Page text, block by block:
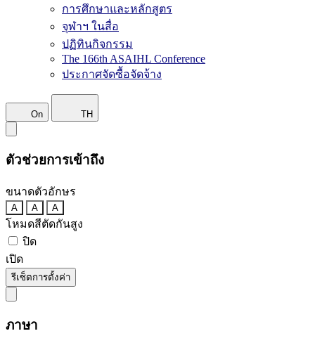
การศึกษาและหลักสูตร
จุฬาฯ ในสื่อ
ปฏิทินกิจกรรม
The 166th ASAIHL Conference
ประกาศจัดซื้อจัดจ้าง
On TH
ตัวช่วยการเข้าถึง
ขนาดตัวอักษร
A A A
โหมดสีตัดกันสูง
ปิด
เปิด
รีเซ็ตการตั้งค่า
ภาษา